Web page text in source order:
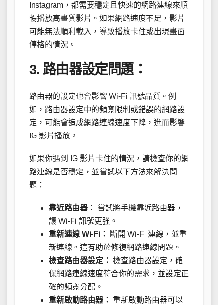
Instagram，都需要穩定且快速的網路連線來順
暢播放高畫質影片。如果網路速度不足，影片
可能無法順利載入，導致播放卡住或出現畫面
停格的情況。
3. 路由器設定問題：
路由器的設定也會影響 Wi-Fi 訊號品質。例
如，路由器設定中的頻寬限制或錯誤的網路設
定，可能會造成網路連線速度下降，進而影響
IG 影片播放。
如果你遇到 IG 影片卡住的情況，請檢查你的網
路連線是否穩定，並嘗試以下方法來解決問
題：
靠近路由器：
嘗試將手機靠近路由器，
讓 Wi-Fi 訊號更強。
重新連線 Wi-Fi：
斷開 Wi-Fi 連線，並重
新連線。這有助於修復網路連線問題。
檢查路由器設定： 檢查路由器設定，確
保網路連線速度符合你的需求，並設定正
確的頻寬分配。
重新啟動路由器：
重新啟動路由器可以